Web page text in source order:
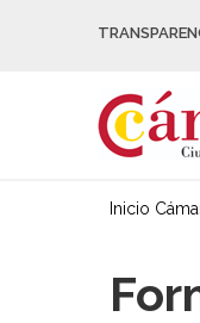
Inicio